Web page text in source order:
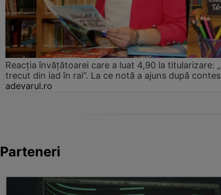
Reacția învățătoarei care a luat 4,90 la titularizare:
trecut din iad în rai”. La ce notă a ajuns după
adevarul.ro
Parteneri